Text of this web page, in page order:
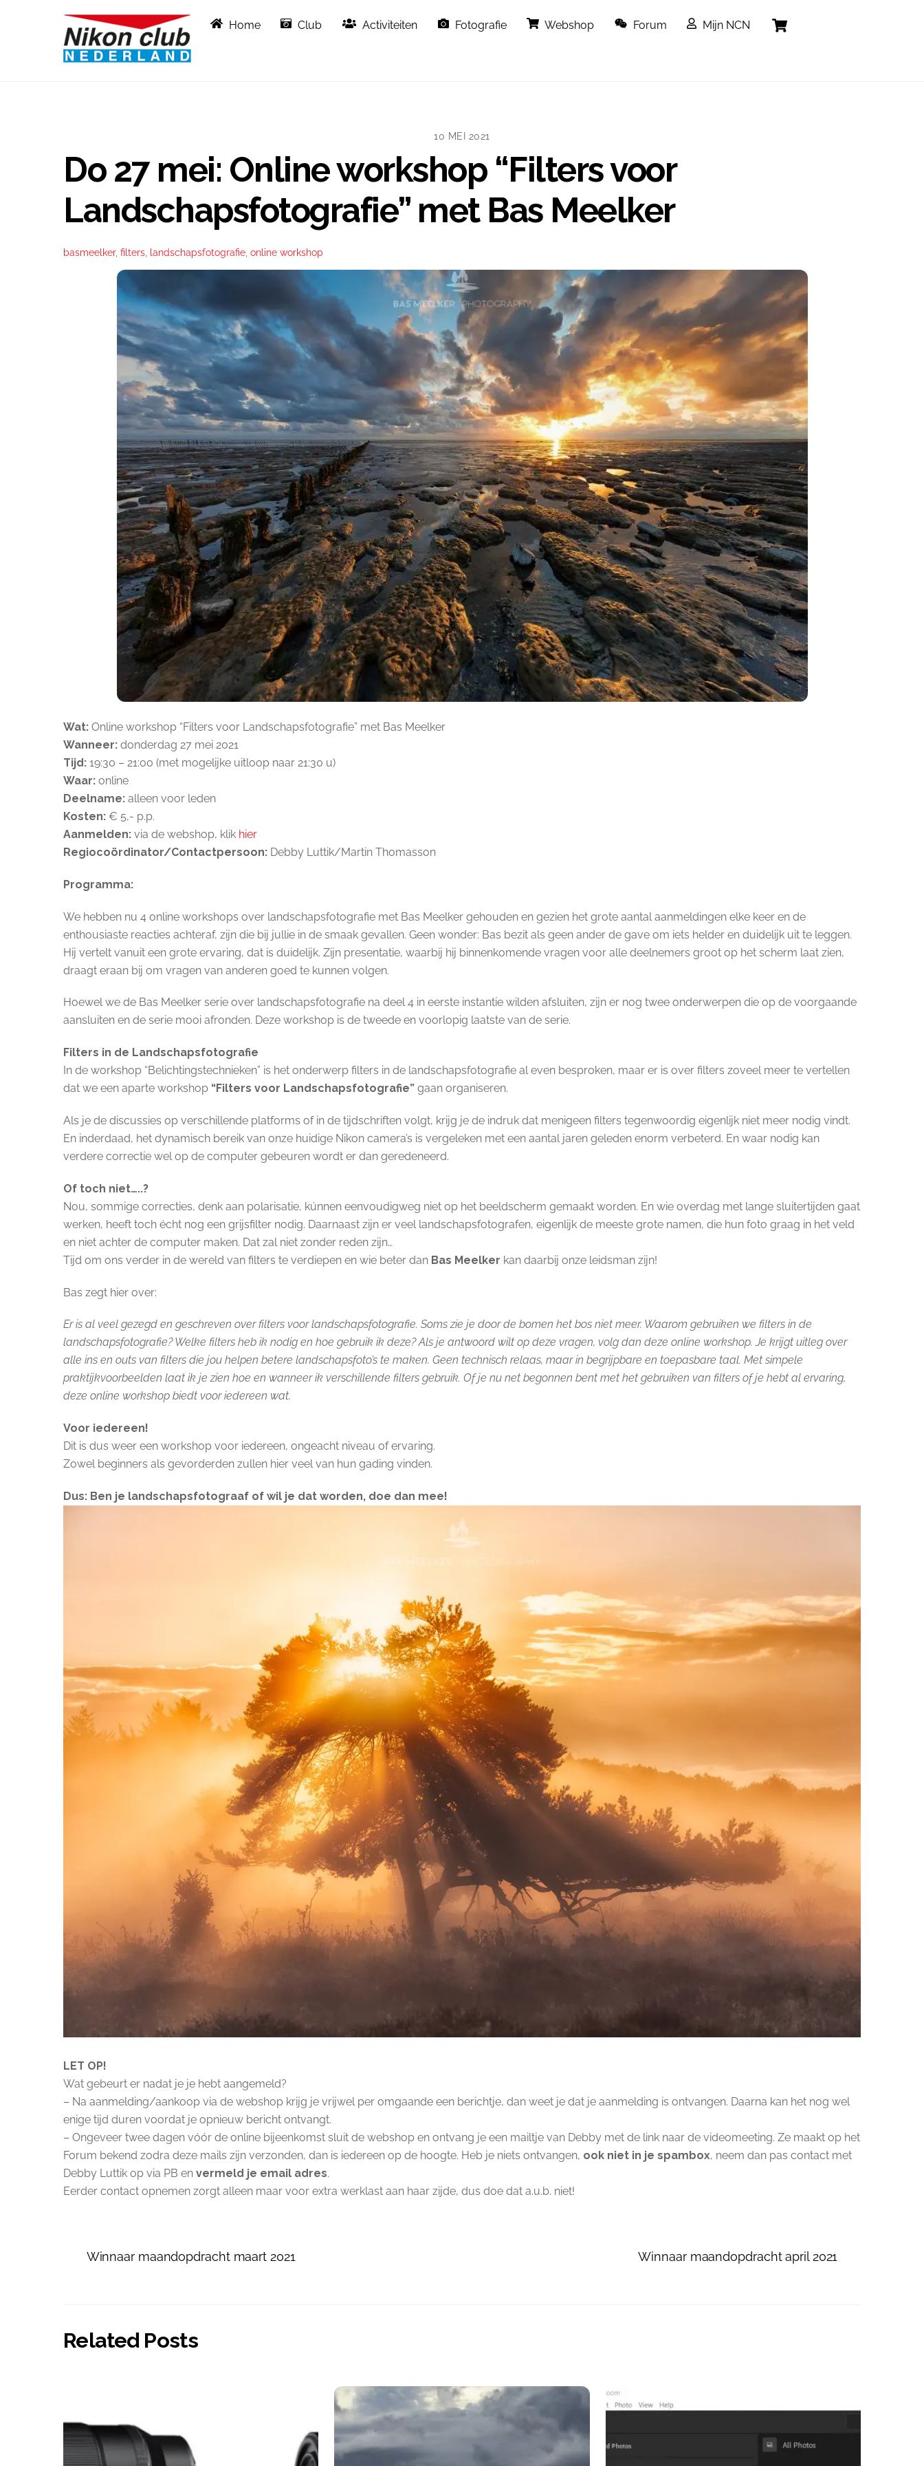
Home Club Activiteiten Fotografie Webshop Forum Mijn NCN
10 MEI 2021
Do 27 mei: Online workshop “Filters voor
Landschapsfotografie” met Bas Meelker
basmeelker, filters landschapsfotografie online workshop
Wat: Online workshop “Filters voor Landschapsfotografie” met Bas Meelker
Wanneer: donderdag 27 mei 2021
Tijd: 19:30 – 21:00 (met mogelijke uitloop naar 21:30 u)
Waar: online
Deelname: alleen voor leden
Kosten: € 5,- p.p.
Aanmelden: via de webshop, klik hier
Regiocoördinator/Contactpersoon: Debby Luttik/Martin Thomasson
Programma:
We hebben nu 4 online workshops over landschapsfotografie met Bas Meelker gehouden en gezien het grote aantal aanmeldingen elke keer en de
enthousiaste reacties achteraf, zijn die bij jullie in de smaak gevallen. Geen wonder: Bas bezit als geen ander de gave om iets helder en duidelijk uit te leggen.
Hij vertelt vanuit een grote ervaring, dat is duidelijk. Zijn presentatie, waarbij hij binnenkomende vragen voor alle deelnemers groot op het scherm laat zien,
draagt eraan bij om vragen van anderen goed te kunnen volgen.
Hoewel we de Bas Meelker serie over landschapsfotografie na deel 4 in eerste instantie wilden afsluiten, zijn er nog twee onderwerpen die op de voorgaande
aansluiten en de serie mooi afronden. Deze workshop is de tweede en voorlopig laatste van de serie.
Filters in de Landschapsfotografie
In de workshop “Belichtingstechnieken” is het onderwerp filters in de landschapsfotografie al even besproken, maar er is over filters zoveel meer te vertellen
dat we een aparte workshop “Filters voor Landschapsfotografie” gaan organiseren.
Als je de discussies op verschillende platforms of in de tijdschriften volgt, krijg je de indruk dat menigeen filters tegenwoordig eigenlijk niet meer nodig vindt.
En inderdaad, het dynamisch bereik van onze huidige Nikon camera’s is vergeleken met een aantal jaren geleden enorm verbeterd. En waar nodig kan
verdere correctie wel op de computer gebeuren wordt er dan geredeneerd.
Of toch niet…..?
Nou, sommige correcties, denk aan polarisatie, kúnnen eenvoudigweg niet op het beeldscherm gemaakt worden. En wie overdag met lange sluitertijden gaat
werken, heeft toch écht nog een grijsfilter nodig. Daarnaast zijn er veel landschapsfotografen, eigenlijk de meeste grote namen, die hun foto graag in het veld
en niet achter de computer maken. Dat zal niet zonder reden zijn…
Tijd om ons verder in de wereld van filters te verdiepen en wie beter dan Bas Meelker kan daarbij onze leidsman zijn!
Bas zegt hier over:
Er is al veel gezegd en geschreven over filters voor landschapsfotografie. Soms zie je door de bomen het bos niet meer. Waarom gebruiken we filters in de
landschapsfotografie? Welke filters heb ik nodig en hoe gebruik ik deze? Als je antwoord wilt op deze vragen, volg dan deze online workshop. Je krijgt uitleg over
alle ins en outs van filters die jou helpen betere landschapsfoto’s te maken. Geen technisch relaas, maar in begrijpbare en toepasbare taal. Met simpele
praktijkvoorbeelden laat ik je zien hoe en wanneer ik verschillende filters gebruik. Of je nu net begonnen bent met het gebruiken van filters of je hebt al ervaring,
deze online workshop biedt voor iedereen wat.
Voor iedereen!
Dit is dus weer een workshop voor iedereen, ongeacht niveau of ervaring.
Zowel beginners als gevorderden zullen hier veel van hun gading vinden.
Dus: Ben je landschapsfotograaf of wil je dat worden, doe dan mee!
LET OP!
Wat gebeurt er nadat je je hebt aangemeld?
– Na aanmelding/aankoop via de webshop krijg je vrijwel per omgaande een berichtje, dan weet je dat je aanmelding is ontvangen. Daarna kan het nog wel
enige tijd duren voordat je opnieuw bericht ontvangt.
– Ongeveer twee dagen vóór de online bijeenkomst sluit de webshop en ontvang je een mailtje van Debby met de link naar de videomeeting. Ze maakt op het
Forum bekend zodra deze mails zijn verzonden, dan is iedereen op de hoogte. Heb je niets ontvangen, ook niet in je spambox, neem dan pas contact met
Debby Luttik op via PB en vermeld je email adres.
Eerder contact opnemen zorgt alleen maar voor extra werklast aan haar zijde, dus doe dat a.u.b. niet!
Winnaar maandopdracht maart 2021 Winnaar maandopdracht april 2021
Related Posts
To